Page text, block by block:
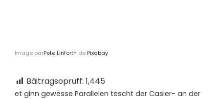
Image parPete Linforth de Pixabay
Bäitragsopruff: 1,445
et ginn gewësse Parallelen tëscht der Casier- an der